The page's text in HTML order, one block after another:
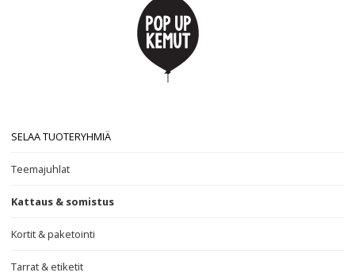
SELAA TUOTERYHMIÄ
Teemajuhlat
Kattaus & somistus
Kortit & paketointi
Tarrat & etiketit